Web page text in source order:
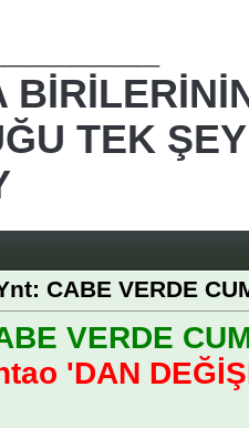
TEK
CABE VERDE
VERDE
'DAN